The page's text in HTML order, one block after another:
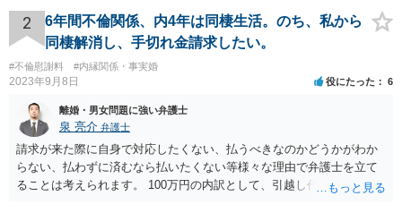
わし、その中で精算条項（一切の債権債務のないことを確認する）を
設ければ、大丈夫です。
2
6年間不倫関係、内4年は同棲生活。のち、私から
同棲解消し、手切れ金請求したい。
#不倫慰謝料 #内縁関係・事実婚
2023年9月8日 役にたった 6
離婚・男女問題に強い弁護士
泉 亮介 弁護士
請求が来た際に自身で対応したくない、払うべきなのかどうかがわか
らない、払わずに済むなら払いたくない等様々な理由で弁護士を立て
ることは考えられます。 100万円の内訳として、引越し代等でどの程